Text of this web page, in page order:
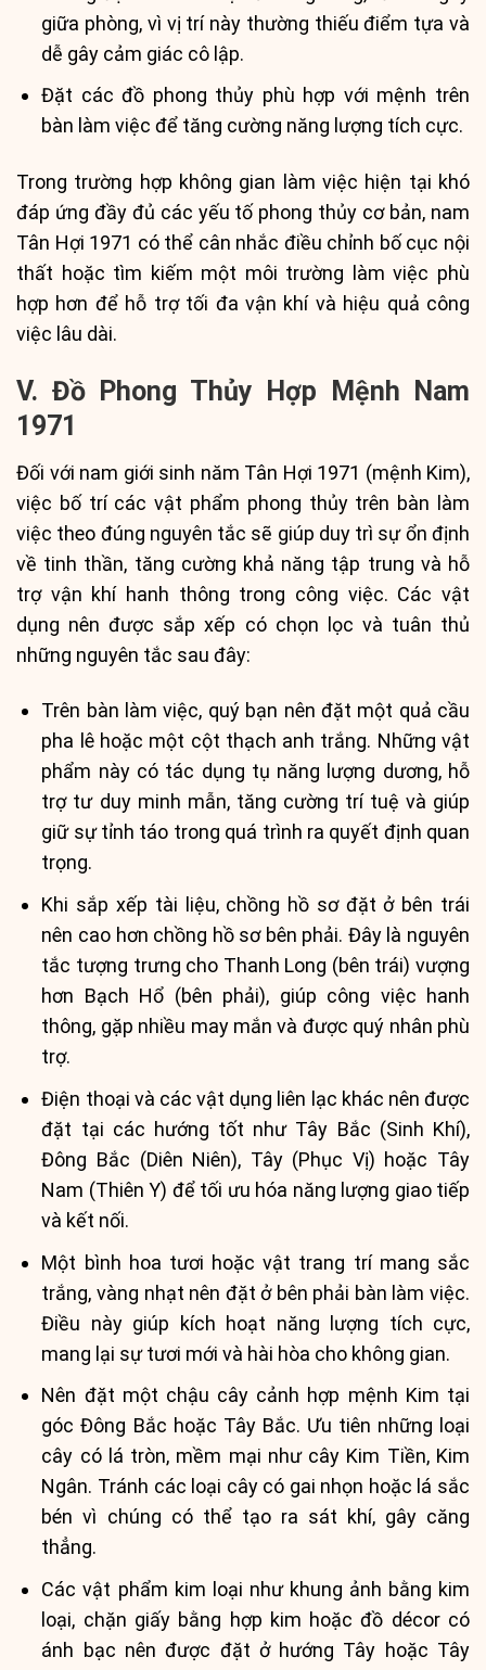
giữa phòng, vì vị trí này thường thiếu điểm tựa và
dễ gây cảm giác cô lập.
Đặt các đồ phong thủy phù hợp với mệnh trên
bàn làm việc để tăng cường năng lượng tích cực.
Trong trường hợp không gian làm việc hiện tại khó
đáp ứng đầy đủ các yếu tố phong thủy cơ bản, nam
Tân Hợi 1971 có thể cân nhắc điều chỉnh bố cục nội
thất hoặc tìm kiếm một môi trường làm việc phù
hợp hơn để hỗ trợ tối đa vận khí và hiệu quả công
việc lâu dài.
V. Đồ Phong Thủy Hợp Mệnh Nam
1971
Đối với nam giới sinh năm Tân Hợi 1971 (mệnh Kim),
việc bố trí các vật phẩm phong thủy trên bàn làm
việc theo đúng nguyên tắc sẽ giúp duy trì sự ổn định
về tinh thần, tăng cường khả năng tập trung và hỗ
trợ vận khí hanh thông trong công việc. Các vật
dụng nên được sắp xếp có chọn lọc và tuân thủ
những nguyên tắc sau đây:
Trên bàn làm việc, quý bạn nên đặt một quả cầu
pha lê hoặc một cột thạch anh trắng. Những vật
phẩm này có tác dụng tụ năng lượng dương, hỗ
trợ tư duy minh mẫn, tăng cường trí tuệ và giúp
giữ sự tỉnh táo trong quá trình ra quyết định quan
trọng.
Khi sắp xếp tài liệu, chồng hồ sơ đặt ở bên trái
nên cao hơn chồng hồ sơ bên phải. Đây là nguyên
tắc tượng trưng cho Thanh Long (bên trái) vượng
hơn Bạch Hổ (bên phải), giúp công việc hanh
thông, gặp nhiều may mắn và được quý nhân phù
trợ.
Điện thoại và các vật dụng liên lạc khác nên được
đặt tại các hướng tốt như Tây Bắc (Sinh Khí),
Đông Bắc (Diên Niên), Tây (Phục Vị) hoặc Tây
Nam (Thiên Y) để tối ưu hóa năng lượng giao tiếp
và kết nối.
Một bình hoa tươi hoặc vật trang trí mang sắc
trắng, vàng nhạt nên đặt ở bên phải bàn làm việc.
Điều này giúp kích hoạt năng lượng tích cực,
mang lại sự tươi mới và hài hòa cho không gian.
Nên đặt một chậu cây cảnh hợp mệnh Kim tại
góc Đông Bắc hoặc Tây Bắc. Ưu tiên những loại
cây có lá tròn, mềm mại như cây Kim Tiền, Kim
Ngân. Tránh các loại cây có gai nhọn hoặc lá sắc
bén vì chúng có thể tạo ra sát khí, gây căng
thẳng.
Các vật phẩm kim loại như khung ảnh bằng kim
loại, chặn giấy bằng hợp kim hoặc đồ décor có
ánh bạc nên được đặt ở hướng Tây hoặc Tây